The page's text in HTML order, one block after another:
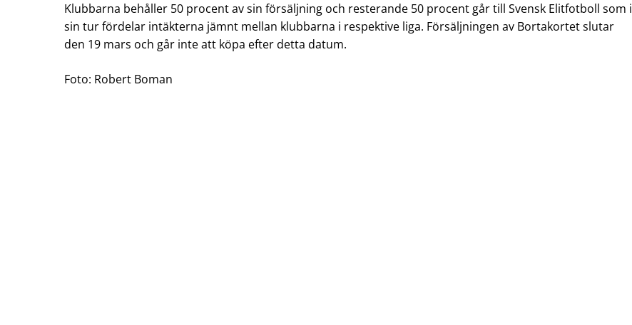
Klubbarna behåller 50 procent av sin försäljning och resterande 50 procent går till Svensk Elitfotboll som i
sin tur fördelar intäkterna jämnt mellan klubbarna i respektive liga. Försäljningen av Bortakortet slutar
den 19 mars och går inte att köpa efter detta datum.
Foto: Robert Boman